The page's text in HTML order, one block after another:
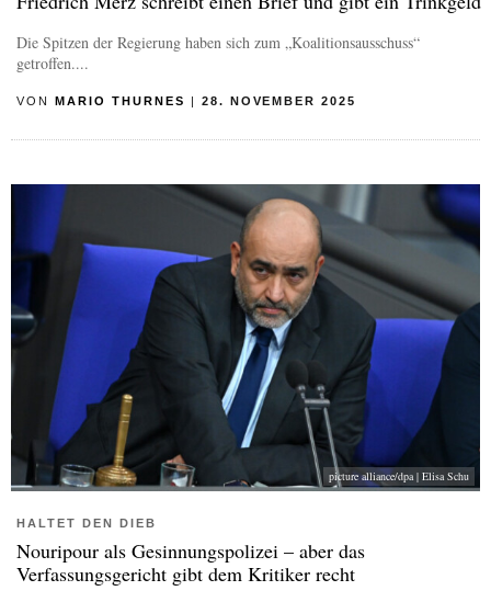
Die Spitzen der Regierung haben sich zum „Koalitionsausschuss“
getroffen....
VON MARIO THURNES | 28. NOVEMBER 2025
picture alliance/dpa | Elisa Schu
HALTET DEN DIEB
Nouripour als Gesinnungspolizei – aber das
Verfassungsgericht gibt dem Kritiker recht